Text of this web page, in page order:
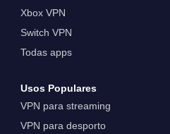
Xbox VPN
Switch VPN
Todas apps
Usos Populares
VPN para streaming
VPN para desporto